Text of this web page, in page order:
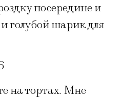
посередине и
голубой шарик для
на тортах. Мне